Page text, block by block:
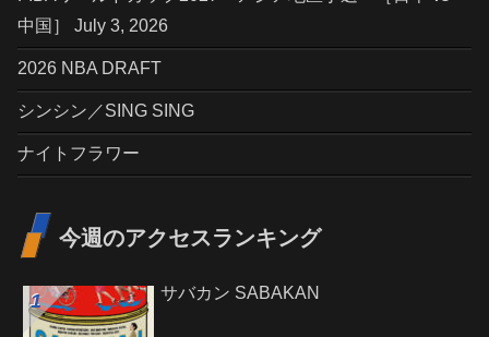
中国］ July 3, 2026
2026 NBA DRAFT
シンシン／SING SING
ナイトフラワー
今週のアクセスランキング
サバカン SABAKAN